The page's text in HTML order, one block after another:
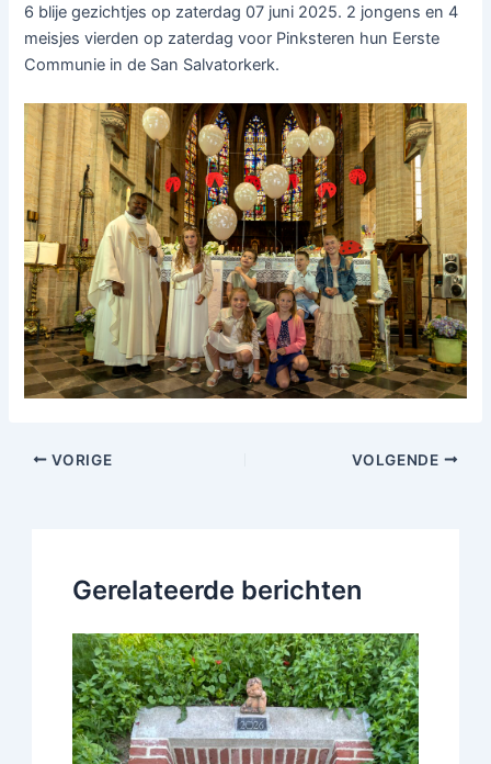
6 blije gezichtjes op zaterdag 07 juni 2025. 2 jongens en 4
meisjes vierden op zaterdag voor Pinksteren hun Eerste
Communie in de San Salvatorkerk.
VORIGE VOLGENDE
Gerelateerde berichten